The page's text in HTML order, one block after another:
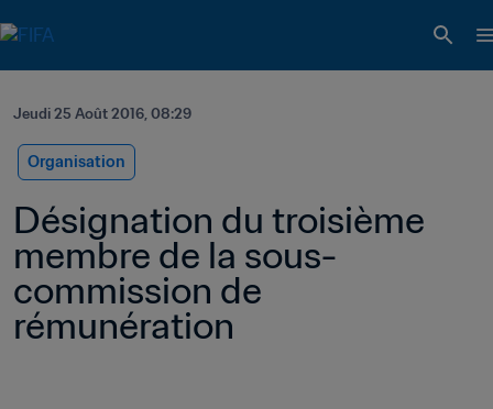
Jeudi 25 Août 2016, 08:29
Organisation
Désignation du troisième
membre de la sous-
commission de
rémunération